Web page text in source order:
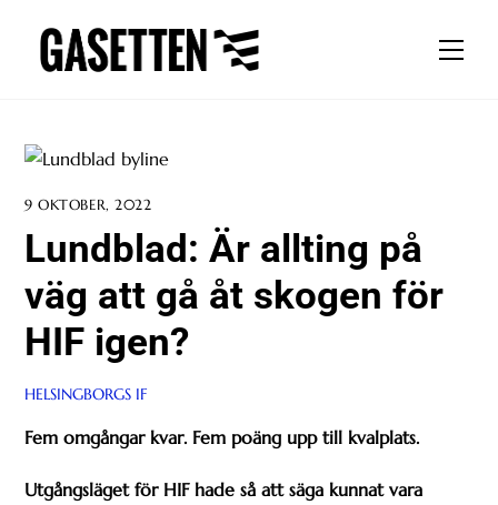
content
9 OKTOBER, 2022
Lundblad: Är allting på
väg att gå åt skogen för
HIF igen?
HELSINGBORGS IF
Fem omgångar kvar. Fem poäng upp till kvalplats.
Utgångsläget för HIF hade så att säga kunnat vara